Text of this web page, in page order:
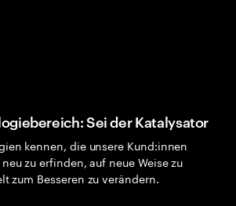
Sei der Katalysator
kennen, die unsere Kund:innen
zu erfinden, auf neue Weise zu
zum Besseren zu verändern.